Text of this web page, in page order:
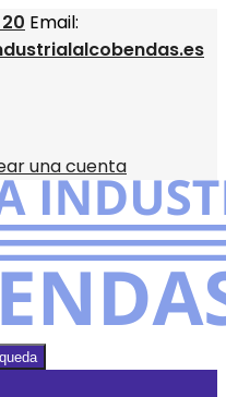
Email:
una cuenta